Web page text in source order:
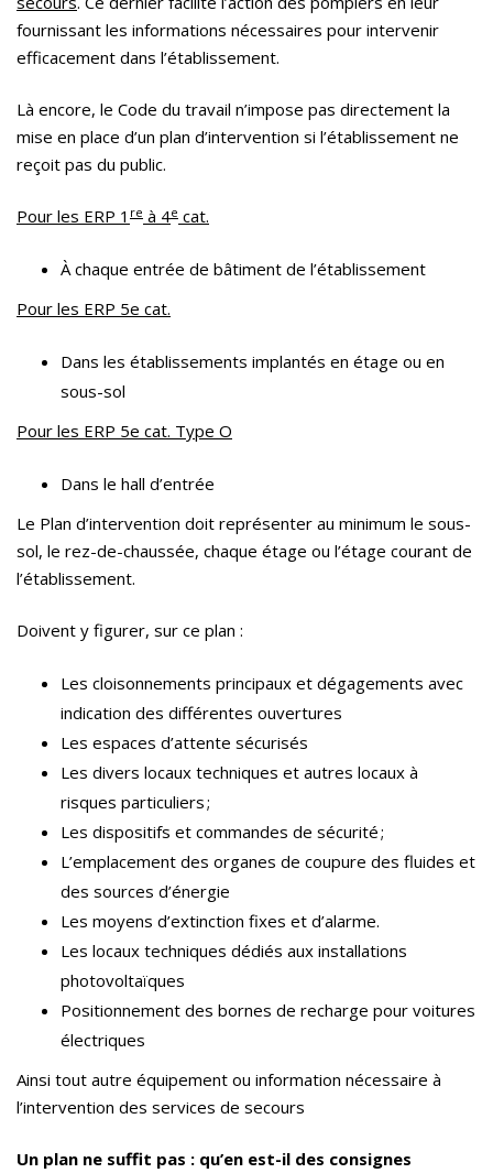
fournissant les informations nécessaires pour intervenir
efficacement dans l’établissement.
Là encore, le Code du travail n’impose pas directement la
mise en place d’un plan d’intervention si l’établissement ne
reçoit pas du public.
Pour les ERP 1 re à 4e cat.
À chaque entrée de bâtiment de l’établissement
Pour les ERP 5e cat.
Dans les établissements implantés en étage ou en
sous-sol
Pour les ERP 5e cat. Type O
Dans le hall d’entrée
Le Plan d’intervention doit représenter au minimum le sous-
sol, le rez-de-chaussée, chaque étage ou l’étage courant de
l’établissement.
Doivent y figurer, sur ce plan :
Les cloisonnements principaux et dégagements avec
indication des différentes ouvertures
Les espaces d’attente sécurisés
Les divers locaux techniques et autres locaux à
risques particuliers ;
Les dispositifs et commandes de sécurité ;
L’emplacement des organes de coupure des fluides et
des sources d’énergie
Les moyens d’extinction fixes et d’alarme.
Les locaux techniques dédiés aux installations
photovoltaïques
Positionnement des bornes de recharge pour voitures
électriques
Ainsi tout autre équipement ou information nécessaire à
l’intervention des services de secours
Un plan ne suffit pas : qu’en est-il des consignes